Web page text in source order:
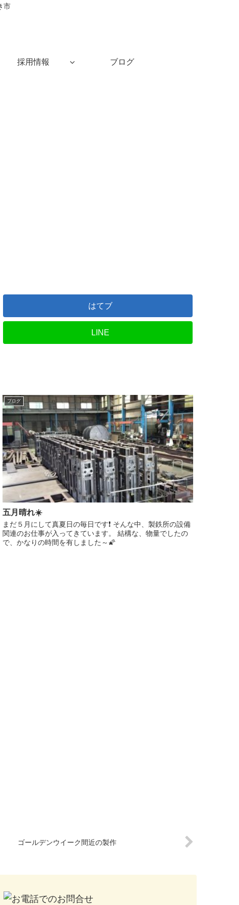
市
採用情報 ブログ
はてブ
LINE
ブログ
五月晴れ☀️
まだ５月にして真夏日の毎日です❗️ そんな中、製鉄所の設備
関連のお仕事が入ってきています。 結構な、物量でしたの
で、かなりの時間を有しました～🌠
ゴールデンウイーク間近の製作